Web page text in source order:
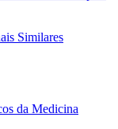
Similares
da Medicina